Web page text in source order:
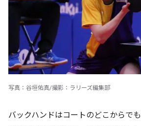
写真：谷垣佑真/撮影：ラリーズ編集部
バックハンドはコートのどこからで